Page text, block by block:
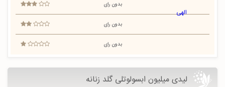
بدون رای
بدون رای
بدون رای
لیدی میلیون ابسولوتلی گلد زنانه